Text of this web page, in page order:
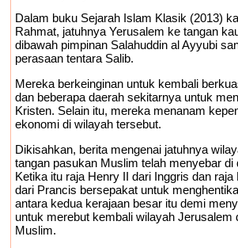
Dalam buku Sejarah Islam Klasik (2013)
Rahmat, jatuhnya Yerusalem ke tangan
dibawah pimpinan Salahuddin al Ayyubi
perasaan tentara Salib.
Mereka berkeinginan untuk kembali
dan beberapa daerah sekitarnya untuk
Kristen. Selain itu, mereka menanam
ekonomi di wilayah tersebut.
Dikisahkan, berita mengenai jatuhnya
tangan pasukan Muslim telah menyebar di
Ketika itu raja Henry II dari Inggris dan raja
dari Prancis bersepakat untuk
antara kedua kerajaan besar itu demi
untuk merebut kembali wilayah Jerusalem
Muslim.